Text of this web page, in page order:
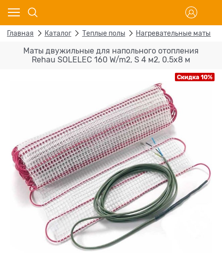
Главная Каталог Теплые полы Нагревательные маты
Маты двужильные для напольного отопления
Rehau SOLELEC 160 W/m2, S 4 м2, 0.5х8 м
Скидка 10%